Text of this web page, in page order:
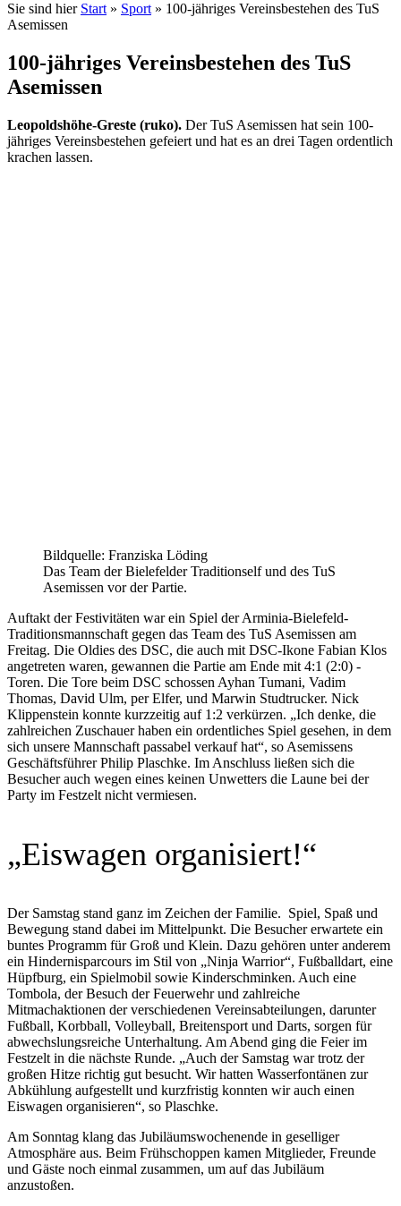
Sie sind hier Start » Sport » 100-jähriges Vereinsbestehen des TuS
Asemissen
100-jähriges Vereinsbestehen des TuS
Asemissen
Leopoldshöhe-Greste (ruko). Der TuS Asemissen hat sein 100-
jähriges Vereinsbestehen gefeiert und hat es an drei Tagen ordentlich
krachen lassen.
Bildquelle: Franziska Löding
Das Team der Bielefelder Traditionself und des TuS
Asemissen vor der Partie.
Auftakt der Festivitäten war ein Spiel der Arminia-Bielefeld-
Traditionsmannschaft gegen das Team des TuS Asemissen am
Freitag. Die Oldies des DSC, die auch mit DSC-Ikone Fabian Klos
angetreten waren, gewannen die Partie am Ende mit 4:1 (2:0) -
Toren. Die Tore beim DSC schossen Ayhan Tumani, Vadim
Thomas, David Ulm, per Elfer, und Marwin Studtrucker. Nick
Klippenstein konnte kurzzeitig auf 1:2 verkürzen. „Ich denke, die
zahlreichen Zuschauer haben ein ordentliches Spiel gesehen, in dem
sich unsere Mannschaft passabel verkauf hat“, so Asemissens
Geschäftsführer Philip Plaschke. Im Anschluss ließen sich die
Besucher auch wegen eines keinen Unwetters die Laune bei der
Party im Festzelt nicht vermiesen.
„Eiswagen organisiert!“
Der Samstag stand ganz im Zeichen der Familie. Spiel, Spaß und
Bewegung stand dabei im Mittelpunkt. Die Besucher erwartete ein
buntes Programm für Groß und Klein. Dazu gehören unter anderem
ein Hindernisparcours im Stil von „Ninja Warrior“, Fußballdart, eine
Hüpfburg, ein Spielmobil sowie Kinderschminken. Auch eine
Tombola, der Besuch der Feuerwehr und zahlreiche
Mitmachaktionen der verschiedenen Vereinsabteilungen, darunter
Fußball, Korbball, Volleyball, Breitensport und Darts, sorgen für
abwechslungsreiche Unterhaltung. Am Abend ging die Feier im
Festzelt in die nächste Runde. „Auch der Samstag war trotz der
großen Hitze richtig gut besucht. Wir hatten Wasserfontänen zur
Abkühlung aufgestellt und kurzfristig konnten wir auch einen
Eiswagen organisieren“, so Plaschke.
Am Sonntag klang das Jubiläumswochenende in geselliger
Atmosphäre aus. Beim Frühschoppen kamen Mitglieder, Freunde
und Gäste noch einmal zusammen, um auf das Jubiläum
anzustoßen.